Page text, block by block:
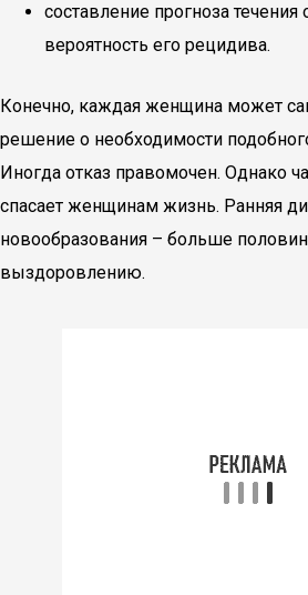
составление прогноза течения
вероятность его рецидива.
Конечно, каждая женщина может
решение о необходимости
Иногда отказ правомочен. Однако
спасает женщинам жизнь. Ранняя
новообразования – больше
выздоровлению.